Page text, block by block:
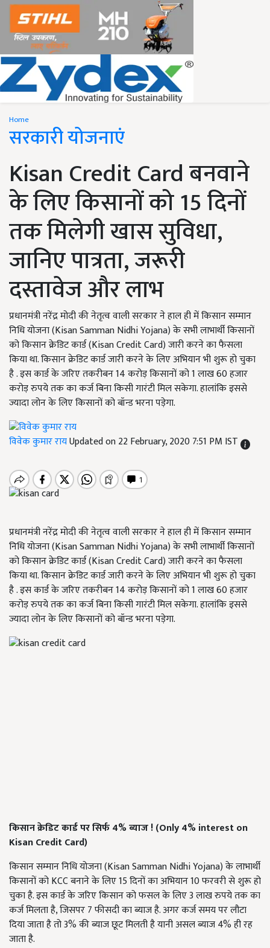
Home
सरकारी योजनाएं
Kisan Credit Card बनवाने
के लिए किसानों को 15 दिनों
तक मिलेगी खास सुविधा,
जानिए पात्रता, जरूरी
दस्तावेज और लाभ
प्रधानमंत्री नरेंद्र मोदी की नेतृत्व वाली सरकार ने हाल ही में किसान सम्मान
निधि योजना (Kisan Samman Nidhi Yojana) के सभी लाभार्थी किसानों
को किसान क्रेडिट कार्ड (Kisan Credit Card) जारी करने का फैसला
किया था. किसान क्रेडिट कार्ड जारी करने के लिए अभियान भी शुरू हो चुका
है . इस कार्ड के जरिए तकरीबन 14 करोड़ किसानों को 1 लाख 60 हजार
करोड़ रुपये तक का कर्ज बिना किसी गारंटी मिल सकेगा. हालांकि इससे
ज्यादा लोन के लिए किसानों को बॉन्ड भरना पड़ेगा.
विवेक कुमार रायUpdated on 22 February, 2020 7:51 PM IST
प्रधानमंत्री नरेंद्र मोदी की नेतृत्व वाली सरकार ने हाल ही में किसान सम्मान
निधि योजना (Kisan Samman Nidhi Yojana) के सभी लाभार्थी किसानों
को किसान क्रेडिट कार्ड (Kisan Credit Card) जारी करने का फैसला
किया था. किसान क्रेडिट कार्ड जारी करने के लिए अभियान भी शुरू हो चुका
है . इस कार्ड के जरिए तकरीबन 14 करोड़ किसानों को 1 लाख 60 हजार
करोड़ रुपये तक का कर्ज बिना किसी गारंटी मिल सकेगा. हालांकि इससे
ज्यादा लोन के लिए किसानों को बॉन्ड भरना पड़ेगा.
किसान क्रेडिट कार्डपरसिर्फ 4% ब्याज! (Only4% interest on
Kisan Credit Card)
किसान सम्मान निधि योजना (Kisan Samman Nidhi Yojana) के लाभार्थी
किसानों को KCC बनाने के लिए 15 दिनों का अभियान 10 फरवरी से शुरू हो
चुका है. इस कार्ड के जरिए किसान को फसल के लिए 3 लाख रुपये तक का
कर्ज मिलता है, जिसपर 7 फीसदी का ब्याज है. अगर कर्ज समय पर लौटा
दिया जाता है तो 3% की ब्याज छूट मिलती है यानी असल ब्याज 4% ही रह
जाता है.